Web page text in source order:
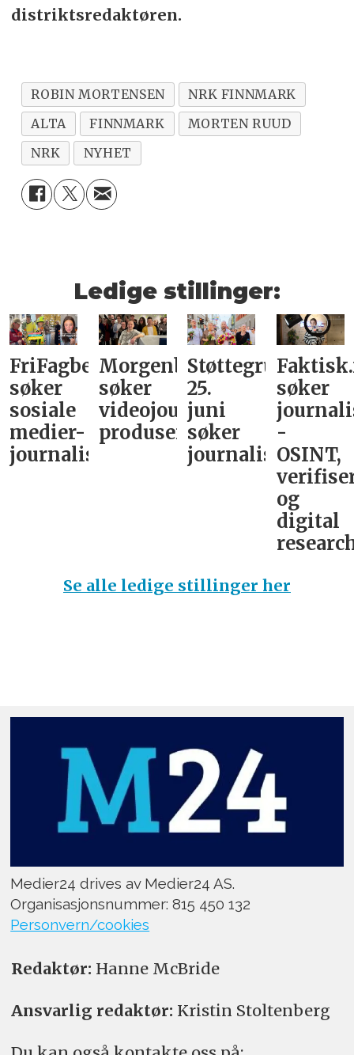
distriktsredaktøren.
ROBIN MORTENSEN
NRK FINNMARK
ALTA
FINNMARK
MORTEN RUUD
NRK
NYHET
Ledige stillinger:
FriFagbevegelse
søker
sosiale
medier-
journalist
Morgenbladet
søker
videojournalist/podkast-
produsent
Støttegruppa
25.
juni
søker
journalist
søker
-
OSINT,
og
digital
Se alle ledige stillinger her
Medier24 drives av Medier24 AS.
Organisasjonsnummer: 815 450 132
Personvern/cookies
Redaktør: Hanne McBride
Ansvarlig redaktør: Kristin Stoltenberg